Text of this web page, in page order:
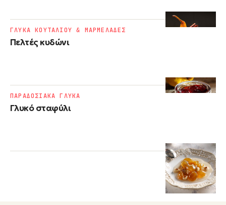
Πελτές κυδώνι
ΓΛΥΚΑ ΚΟΥΤΑΛΙΟΥ & ΜΑΡΜΕΛΑΔΕΣ
Γλυκό σταφύλι
ΠΑΡΑΔΟΣΙΑΚΑ ΓΛΥΚΑ